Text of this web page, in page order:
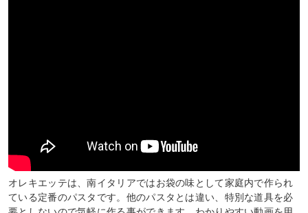
オレキエッテは、南イタリアではお袋の味として家庭内で作られ
ている定番のパスタです。他のパスタとは違い、特別な道具を必